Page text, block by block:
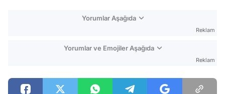
Yorumlar Aşağıda
Reklam
Yorumlar ve Emojiler Aşağıda
Reklam